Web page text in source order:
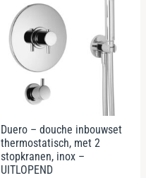
Duero – douche inbouwset
thermostatisch, met 2
stopkranen, inox –
UITLOPEND